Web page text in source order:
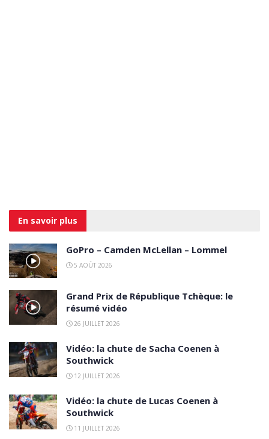
En savoir plus
GoPro – Camden McLellan – Lommel
5 AOÛT 2026
Grand Prix de République Tchèque: le
résumé vidéo
26 JUILLET 2026
Vidéo: la chute de Sacha Coenen à
Southwick
12 JUILLET 2026
Vidéo: la chute de Lucas Coenen à
Southwick
11 JUILLET 2026